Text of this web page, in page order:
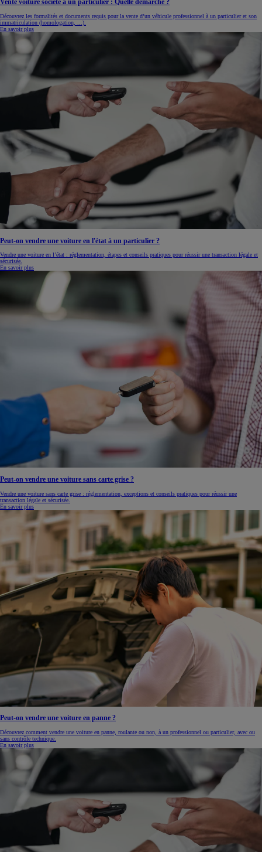
Vente voiture société à un particulier : Quelle démarche ?
Découvrez les formalités et documents requis pour la vente d’un véhicule professionnel à un particulier et son
immatriculation (homologation, ...).
En savoir plus
Peut-on vendre une voiture en l'état à un particulier ?
Vendre une voiture en l’état : réglementation, étapes et conseils pratiques pour réussir une transaction légale et
sécurisée.
En savoir plus
Peut-on vendre une voiture sans carte grise ?
Vendre une voiture sans carte grise : réglementation, exceptions et conseils pratiques pour réussir une
transaction légale et sécurisée.
En savoir plus
Peut-on vendre une voiture en panne ?
Découvrez comment vendre une voiture en panne, roulante ou non, à un professionnel ou particulier, avec ou
sans contrôle technique.
En savoir plus